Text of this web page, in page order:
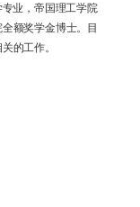
业，帝国理工学院
额奖学金博士。目
的工作。